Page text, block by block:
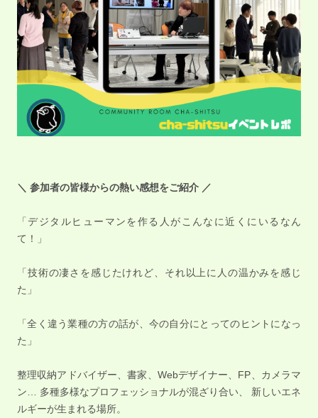
＼ 参加者の皆様からの熱い感想をご紹介 ／
「デジタルヒューマンを作る人がこんなに近くにいるなん
て！」
「技術の凄さを感じたけれど、それ以上に人の温かみを感じ
た」
「全く違う業種の方の話が、今の自分にとってのヒントになっ
た」
整理収納アドバイザー、書家、Webデザイナー、FP、カメラマ
ン… 多種多様なプロフェッショナルが混ざり合い、 新しいエネ
ルギーが生まれる場所。